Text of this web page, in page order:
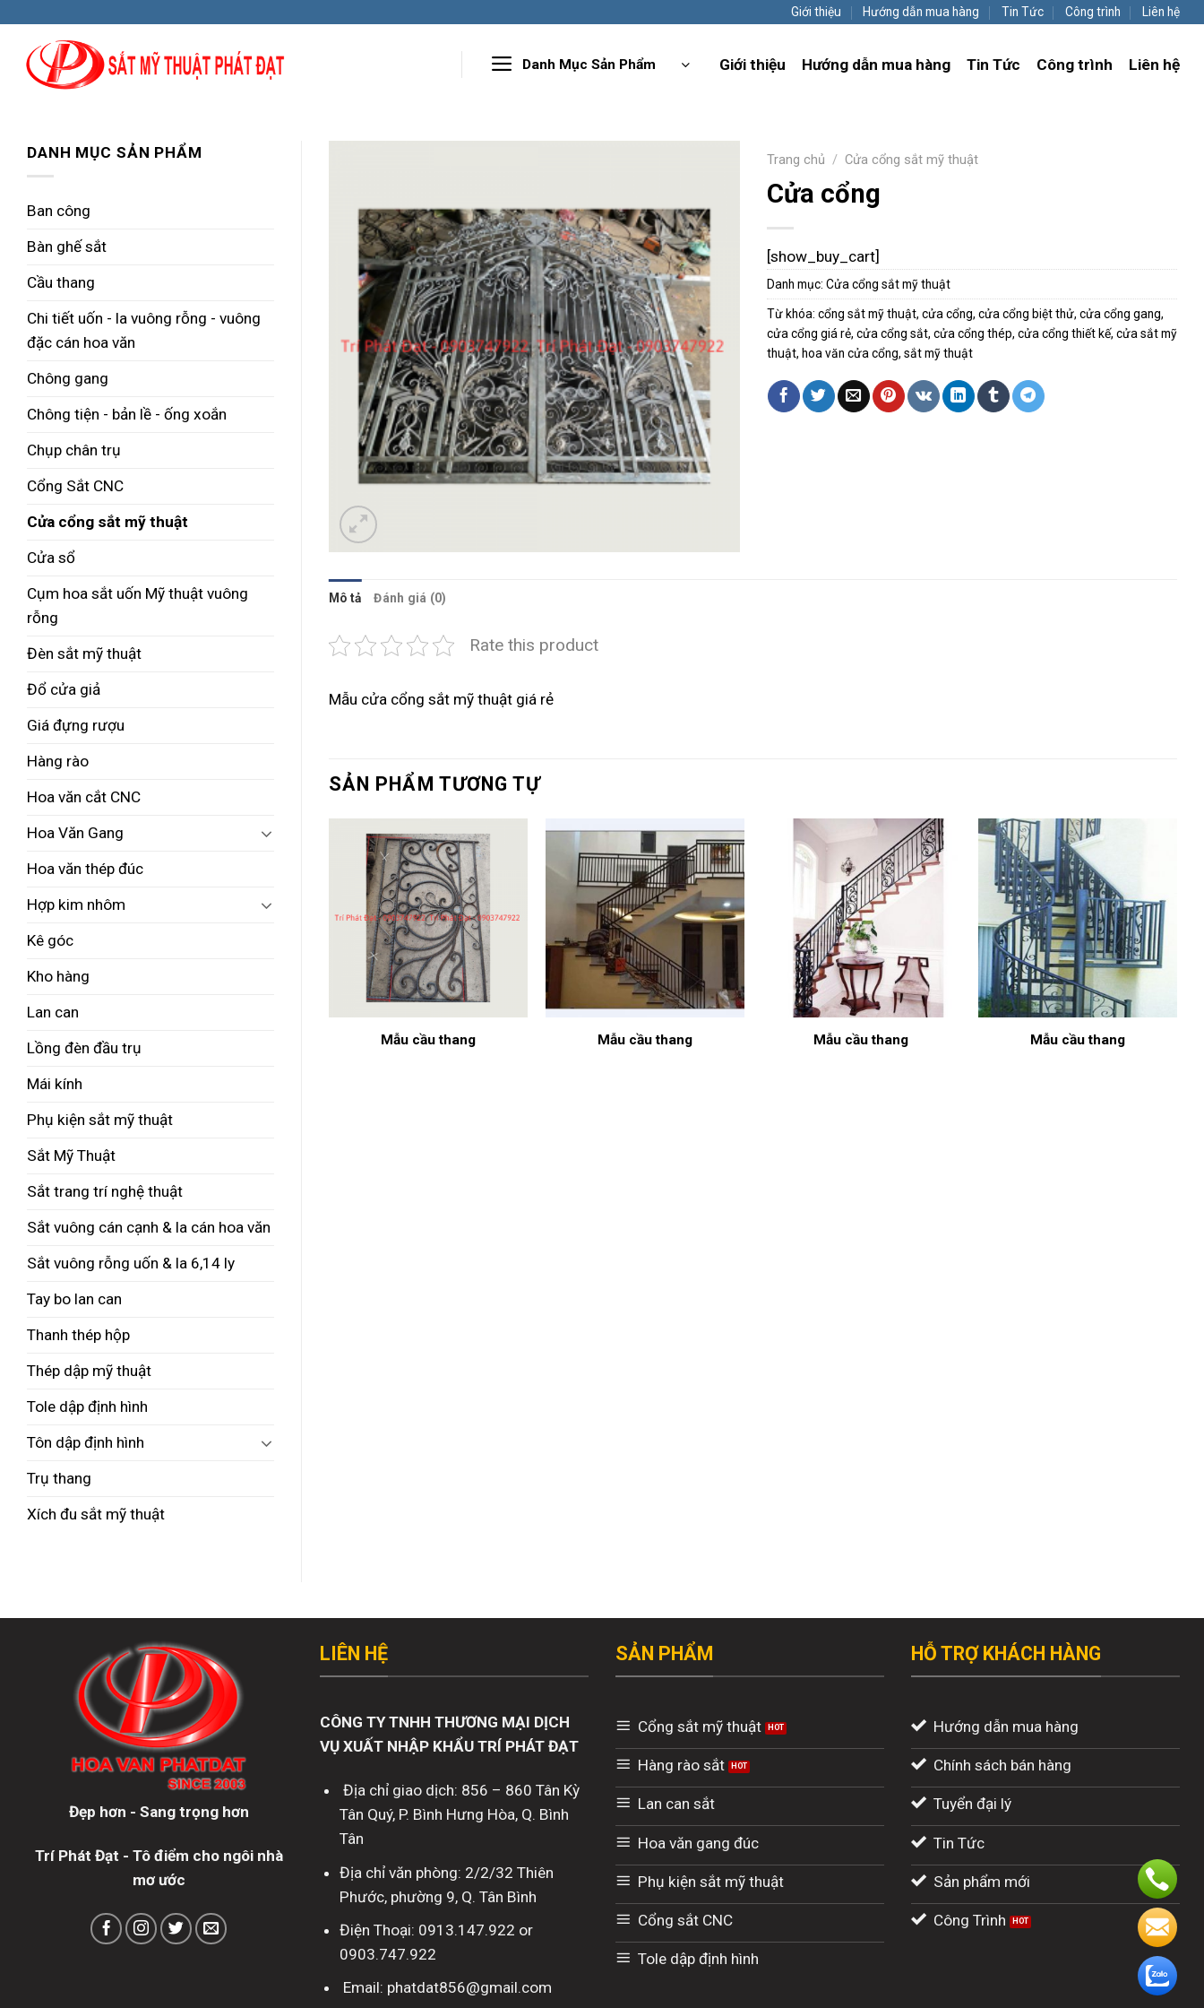
content
Giới thiệu Hướng dẫn mua hàng Tin Tức Công trình Liên hệ
Danh Mục Sản Phẩm Giới thiệu Hướng dẫn mua hàng Tin Tức Công trình Liên hệ
DANH MỤC SẢN PHẨM
Ban công
Bàn ghế sắt
Cầu thang
Chi tiết uốn - la vuông rỗng - vuông
đặc cán hoa văn
Chông gang
Chông tiện - bản lề - ống xoắn
Chụp chân trụ
Cổng Sắt CNC
Cửa cổng sắt mỹ thuật
Cửa sổ
Cụm hoa sắt uốn Mỹ thuật vuông
rỗng
Đèn sắt mỹ thuật
Đổ cửa giả
Giá đựng rượu
Hàng rào
Hoa văn cắt CNC
Hoa Văn Gang
Hoa văn thép đúc
Hợp kim nhôm
Kê góc
Kho hàng
Lan can
Lồng đèn đầu trụ
Mái kính
Phụ kiện sắt mỹ thuật
Sắt Mỹ Thuật
Sắt trang trí nghệ thuật
Sắt vuông cán cạnh & la cán hoa văn
Sắt vuông rỗng uốn & la 6,14 ly
Tay bo lan can
Thanh thép hộp
Thép dập mỹ thuật
Tole dập định hình
Tôn dập định hình
Trụ thang
Xích đu sắt mỹ thuật
Trang chủ / Cửa cổng sắt mỹ thuật
Cửa cổng
[show_buy_cart]
Danh mục: Cửa cổng sắt mỹ thuật
Từ khóa: cổng sắt mỹ thuật, cửa cổng, cửa cổng biệt thử, cửa cổng gang,
cửa cổng giá rẻ, cửa cổng sắt, cửa cổng thép, cửa cổng thiết kế, cửa sắt mỹ
thuật, hoa văn cửa cổng, sắt mỹ thuật
Mô tả Đánh giá (0)
Rate this product
Mẫu cửa cổng sắt mỹ thuật giá rẻ
SẢN PHẨM TƯƠNG TỰ
Mẫu cầu thang Mẫu cầu thang Mẫu cầu thang Mẫu cầu thang
Đẹp hơn - Sang trọng hơn
Trí Phát Đạt - Tô điểm cho ngôi nhà
mơ ước
LIÊN HỆ
CÔNG TY TNHH THƯƠNG MẠI DỊCH
VỤ XUẤT NHẬP KHẨU TRÍ PHÁT ĐẠT
Địa chỉ giao dịch: 856 – 860 Tân Kỳ
Tân Quý, P. Bình Hưng Hòa, Q. Bình
Tân
Địa chỉ văn phòng: 2/2/32 Thiên
Phước, phường 9, Q. Tân Bình
Điện Thoại: 0913.147.922 or
0903.747.922
Email: phatdat856@gmail.com
SẢN PHẨM
Cổng sắt mỹ thuật
Hàng rào sắt
Lan can sắt
Hoa văn gang đúc
Phụ kiện sắt mỹ thuật
Cổng sắt CNC
Tole dập định hình
HỖ TRỢ KHÁCH HÀNG
Hướng dẫn mua hàng
Chính sách bán hàng
Tuyển đại lý
Tin Tức
Sản phẩm mới
Công Trình